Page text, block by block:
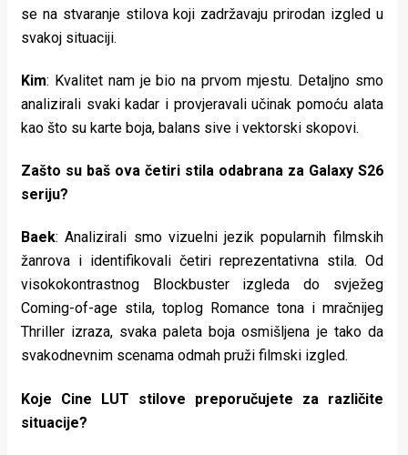
se na stvaranje stilova koji zadržavaju prirodan izgled u
svakoj situaciji.
Kim: Kvalitet nam je bio na prvom mjestu. Detaljno smo
analizirali svaki kadar i provjeravali učinak pomoću alata
kao što su karte boja, balans sive i vektorski skopovi.
Zašto su baš ova četiri stila odabrana za Galaxy S26
seriju?
Baek: Analizirali smo vizuelni jezik popularnih filmskih
žanrova i identifikovali četiri reprezentativna stila. Od
visokokontrastnog Blockbuster izgleda do svježeg
Coming-of-age stila, toplog Romance tona i mračnijeg
Thriller izraza, svaka paleta boja osmišljena je tako da
svakodnevnim scenama odmah pruži filmski izgled.
Koje Cine LUT stilove preporučujete za različite
situacije?